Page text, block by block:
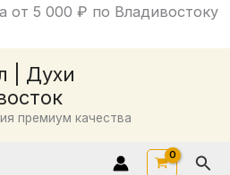
от 5 000 ₽ по Владивостоку
| Духи
премиум качества